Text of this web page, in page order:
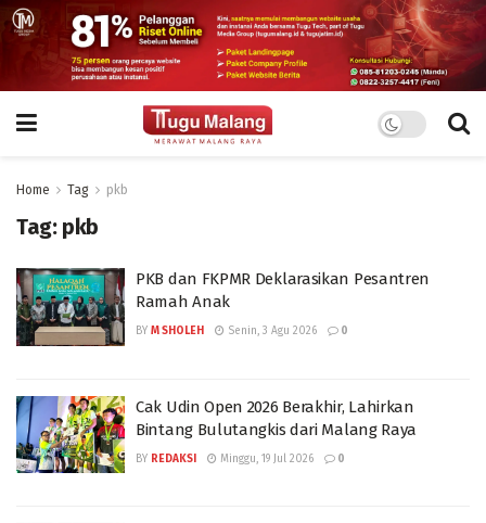
Home Tag pkb
Tag: pkb
PKB dan FKPMR Deklarasikan Pesantren
Ramah Anak
BY M SHOLEH Senin, 3 Agu 2026 0
Cak Udin Open 2026 Berakhir, Lahirkan
Bintang Bulutangkis dari Malang Raya
BY REDAKSI Minggu, 19 Jul 2026 0